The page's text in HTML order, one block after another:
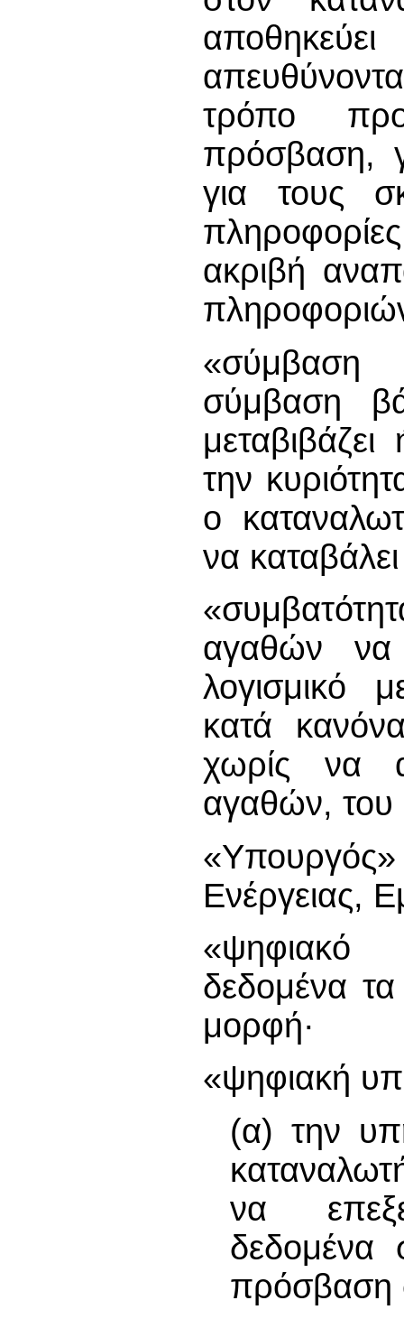
τρόπο
πρόσβαση,
για τους
ακριβή
«σύμβαση
σύμβαση
την
ο
να
αγαθών να
λογισμικό
κατά
χωρίς να
αγαθών, του
Ενέργειας,
«ψηφιακό
δεδομένα
μορφή·
«ψηφιακή
(α) την
να
δεδομένα
πρόσβαση